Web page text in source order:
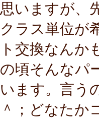
思いますが、
クラス単位が
ト交換なんか
の頃そんなパ
います。言う
＾；どなたか